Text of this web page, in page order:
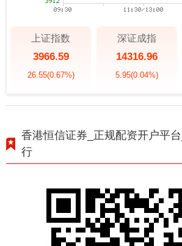
上证指数
3966.59
26.55(0.67%)
深证成指
14316.96
5.95(0.04%)
香港恒信证券_正规配资开户平
行